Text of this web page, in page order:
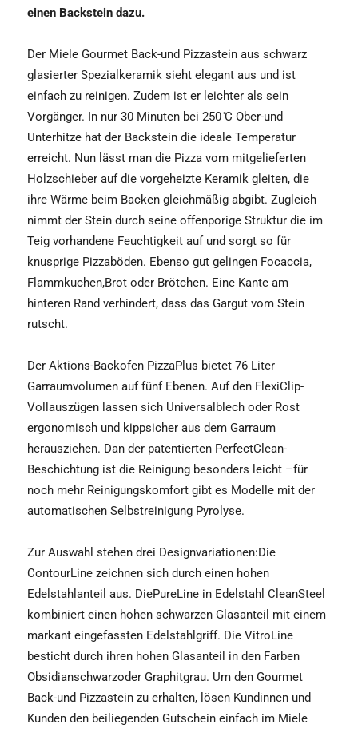
einen Backstein dazu.
Der Miele Gourmet Back-und Pizzastein aus schwarz
glasierter Spezialkeramik sieht elegant aus und ist
einfach zu reinigen. Zudem ist er leichter als sein
Vorgänger. In nur 30 Minuten bei 250 ̊C Ober-und
Unterhitze hat der Backstein die ideale Temperatur
erreicht. Nun lässt man die Pizza vom mitgelieferten
Holzschieber auf die vorgeheizte Keramik gleiten, die
ihre Wärme beim Backen gleichmäßig abgibt. Zugleich
nimmt der Stein durch seine offenporige Struktur die im
Teig vorhandene Feuchtigkeit auf und sorgt so für
knusprige Pizzaböden. Ebenso gut gelingen Focaccia,
Flammkuchen,Brot oder Brötchen. Eine Kante am
hinteren Rand verhindert, dass das Gargut vom Stein
rutscht.
Der Aktions-Backofen PizzaPlus bietet 76 Liter
Garraumvolumen auf fünf Ebenen. Auf den FlexiClip-
Vollauszügen lassen sich Universalblech oder Rost
ergonomisch und kippsicher aus dem Garraum
herausziehen. Dan der patentierten PerfectClean-
Beschichtung ist die Reinigung besonders leicht –für
noch mehr Reinigungskomfort gibt es Modelle mit der
automatischen Selbstreinigung Pyrolyse.
Zur Auswahl stehen drei Designvariationen:Die
ContourLine zeichnen sich durch einen hohen
Edelstahlanteil aus. DiePureLine in Edelstahl CleanSteel
kombiniert einen hohen schwarzen Glasanteil mit einem
markant eingefassten Edelstahlgriff. Die VitroLine
besticht durch ihren hohen Glasanteil in den Farben
Obsidianschwarzoder Graphitgrau. Um den Gourmet
Back-und Pizzastein zu erhalten, lösen Kundinnen und
Kunden den beiliegenden Gutschein einfach im Miele